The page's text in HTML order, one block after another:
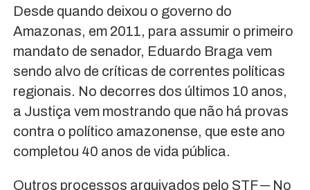
Desde quando deixou o governo do
Amazonas, em 2011, para assumir o primeiro
mandato de senador, Eduardo Braga vem
sendo alvo de críticas de correntes políticas
regionais. No decorres dos últimos 10 anos,
a Justiça vem mostrando que não há provas
contra o político amazonense, que este ano
completou 40 anos de vida pública.
Outros processos arquivados pelo STF ─ No